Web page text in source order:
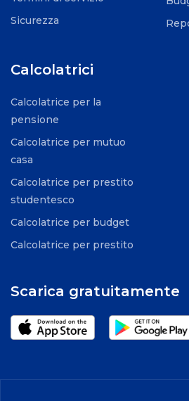
Sicurezza
Calcolatrici
Calcolatrice per la
pensione
Calcolatrice per mutuo
casa
Calcolatrice per prestito
studentesco
Calcolatrice per budget
Calcolatrice per prestito
Scarica gratuitamente